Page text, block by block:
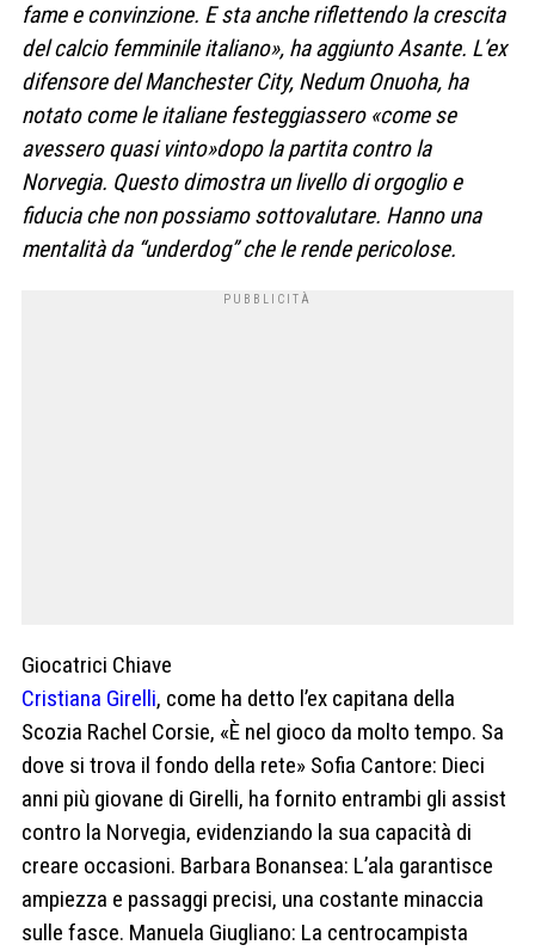
fame e convinzione. E sta anche riflettendo la crescita
del calcio femminile italiano», ha aggiunto Asante. L’ex
difensore del Manchester City, Nedum Onuoha, ha
notato come le italiane festeggiassero «come se
avessero quasi vinto»dopo la partita contro la
Norvegia. Questo dimostra un livello di orgoglio e
fiducia che non possiamo sottovalutare. Hanno una
mentalità da “underdog” che le rende pericolose.
Giocatrici Chiave
Cristiana Girelli, come ha detto l’ex capitana della
Scozia Rachel Corsie, «È nel gioco da molto tempo. Sa
dove si trova il fondo della rete» Sofia Cantore: Dieci
anni più giovane di Girelli, ha fornito entrambi gli assist
contro la Norvegia, evidenziando la sua capacità di
creare occasioni. Barbara Bonansea: L’ala garantisce
ampiezza e passaggi precisi, una costante minaccia
sulle fasce. Manuela Giugliano: La centrocampista